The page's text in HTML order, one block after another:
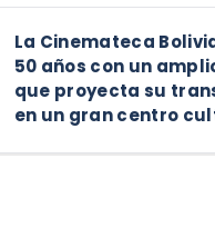
La Cinemateca
50 años con un
que proyecta su
en un gran centro